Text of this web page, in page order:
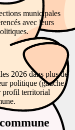
municipales
avec leurs
2026 dans plus de
politique (gauche,
profil territorial